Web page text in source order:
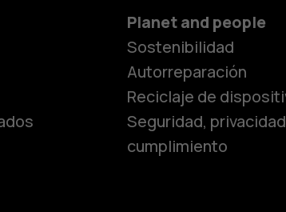
Teléfonos
Planet and people
Sostenibilidad
Autorreparación
Reciclaje de
Seguridad,
cumplimiento